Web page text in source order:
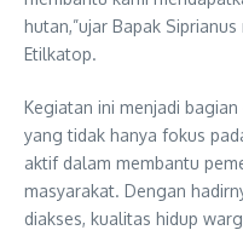
hutan,”ujar Bapak
Etilkatop.
Kegiatan ini menjadi
yang tidak hanya fokus
aktif dalam membantu
masyarakat. Dengan
diakses, kualitas hidup